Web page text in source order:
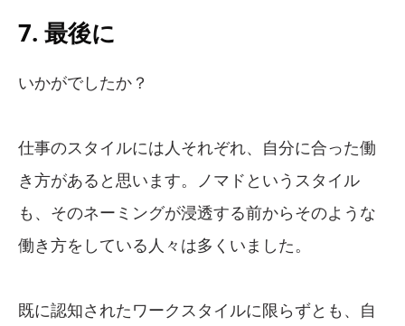
7. 最後に
いかがでしたか？
仕事のスタイルには人それぞれ、自分に合った働
き方があると思います。ノマドというスタイル
も、そのネーミングが浸透する前からそのような
働き方をしている人々は多くいました。
既に認知されたワークスタイルに限らずとも、自